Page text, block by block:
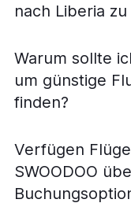
nach Liberia
Warum sollte
um günstige
finden?
Verfügen
SWOODOO